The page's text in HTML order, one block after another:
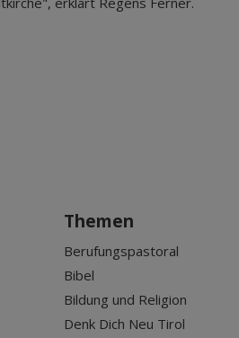
Themen
Berufungspastoral
Bibel
Bildung und Religion
Denk Dich Neu Tirol